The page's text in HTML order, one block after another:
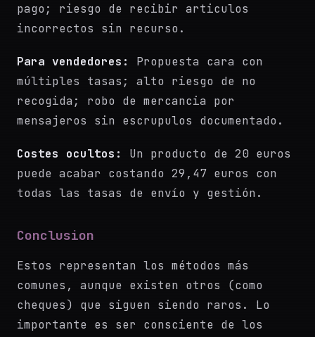
pago; riesgo de recibir articulos
incorrectos sin recurso.
Para vendedores:
Propuesta cara con
múltiples tasas; alto riesgo de no
recogida; robo de mercancia por
mensajeros sin escrupulos documentado.
Costes ocultos:
Un producto de 20 euros
puede acabar costando 29,47 euros con
todas las tasas de envío y gestión.
Conclusion
Estos representan los métodos más
comunes, aunque existen otros (como
cheques) que siguen siendo raros. Lo
importante es ser consciente de los